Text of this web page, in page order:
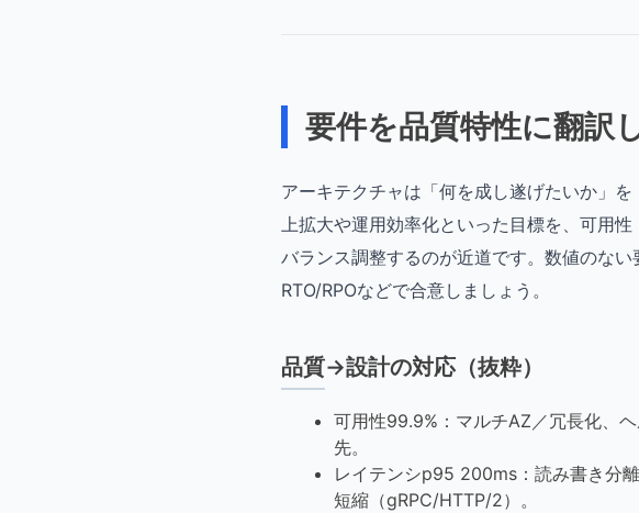
要件を品質特性に翻訳
アーキテクチャは「何を成し遂げたいか」
上拡大や運用効率化といった目標を、可用
バランス調整するのが近道です。数値のな
RTO/RPOなどで合意しましょう。
品質→設計の対応（抜粋）
可用性99.9%：マルチAZ／冗長化、
先。
レイテンシp95 200ms：読み書き分
短縮（gRPC/HTTP/2）。